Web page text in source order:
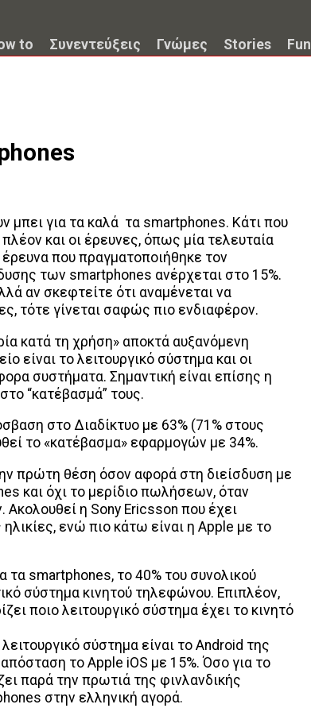
to Συνεντεύξεις Γνώμες Stories Fun
μπει για τα καλά τα smartphones. Κάτι που
και οι έρευνες, όπως μία τελευταία
που πραγματοποιήθηκε τον
των smartphones ανέρχεται στο 15%.
αν σκεφτείτε ότι αναμένεται να
τότε γίνεται σαφώς πιο ενδιαφέρον.
κατά τη χρήση» αποκτά αυξανόμενη
είναι το λειτουργικό σύστημα και οι
συστήματα. Σημαντική είναι επίσης η
“κατέβασμά” τους.
στο Διαδίκτυο με 63% (71% στους
το «κατέβασμα» εφαρμογών με 34%.
πρώτη θέση όσον αφορά στη διείσδυση με
και όχι το μερίδιο πωλήσεων, όταν
Ακολουθεί η Sony Ericsson που έχει
ενώ πιο κάτω είναι η Apple με το
smartphones, το 40% του συνολικού
σύστημα κινητού τηλεφώνου. Επιπλέον,
ποιο λειτουργικό σύστημα έχει το κινητό
σύστημα είναι το Android της
το Apple iOS με 15%. Όσο για το
παρά την πρωτιά της φινλανδικής
στην ελληνική αγορά.